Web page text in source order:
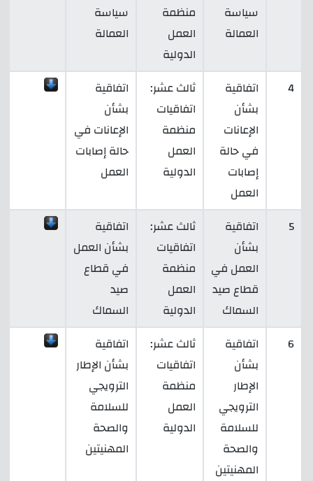
سياسة
العمالة
منظمة
العمل
الدولية
سياسة
العمالة
4
اتفاقية
بشأن
الإعانات
في حالة
إصابات
العمل
ثالث عشر:
اتفاقيات
منظمة
العمل
الدولية
اتفاقية
بشأن
الإعانات في
حالة إصابات
العمل
5
اتفاقية
بشأن
العمل في
قطاع صيد
السماك
ثالث عشر:
اتفاقيات
منظمة
العمل
الدولية
اتفاقية
بشأن العمل
في قطاع
صيد
السماك
6
اتفاقية
بشأن
الإطار
الترويجي
للسلامة
والصحة
المهنيتين
ثالث عشر:
اتفاقيات
منظمة
العمل
الدولية
اتفاقية
بشأن الإطار
الترويجي
للسلامة
والصحة
المهنيتين